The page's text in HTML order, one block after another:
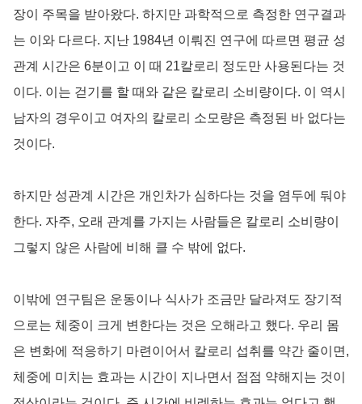
장이 주목을 받아왔다. 하지만 과학적으로 측정한 연구결과
는 이와 다르다. 지난 1984년 이뤄진 연구에 따르면 평균 성
관계 시간은 6분이고 이 때 21칼로리 정도만 사용된다는 것
이다. 이는 걷기를 할 때와 같은 칼로리 소비량이다. 이 역시
남자의 경우이고 여자의 칼로리 소모량은 측정된 바 없다는
것이다.
하지만 성관계 시간은 개인차가 심하다는 것을 염두에 둬야
한다. 자주, 오래 관계를 가지는 사람들은 칼로리 소비량이
그렇지 않은 사람에 비해 클 수 밖에 없다.
이밖에 연구팀은 운동이나 식사가 조금만 달라져도 장기적
으로는 체중이 크게 변한다는 것은 오해라고 했다. 우리 몸
은 변화에 적응하기 마련이어서 칼로리 섭취를 약간 줄이면,
체중에 미치는 효과는 시간이 지나면서 점점 약해지는 것이